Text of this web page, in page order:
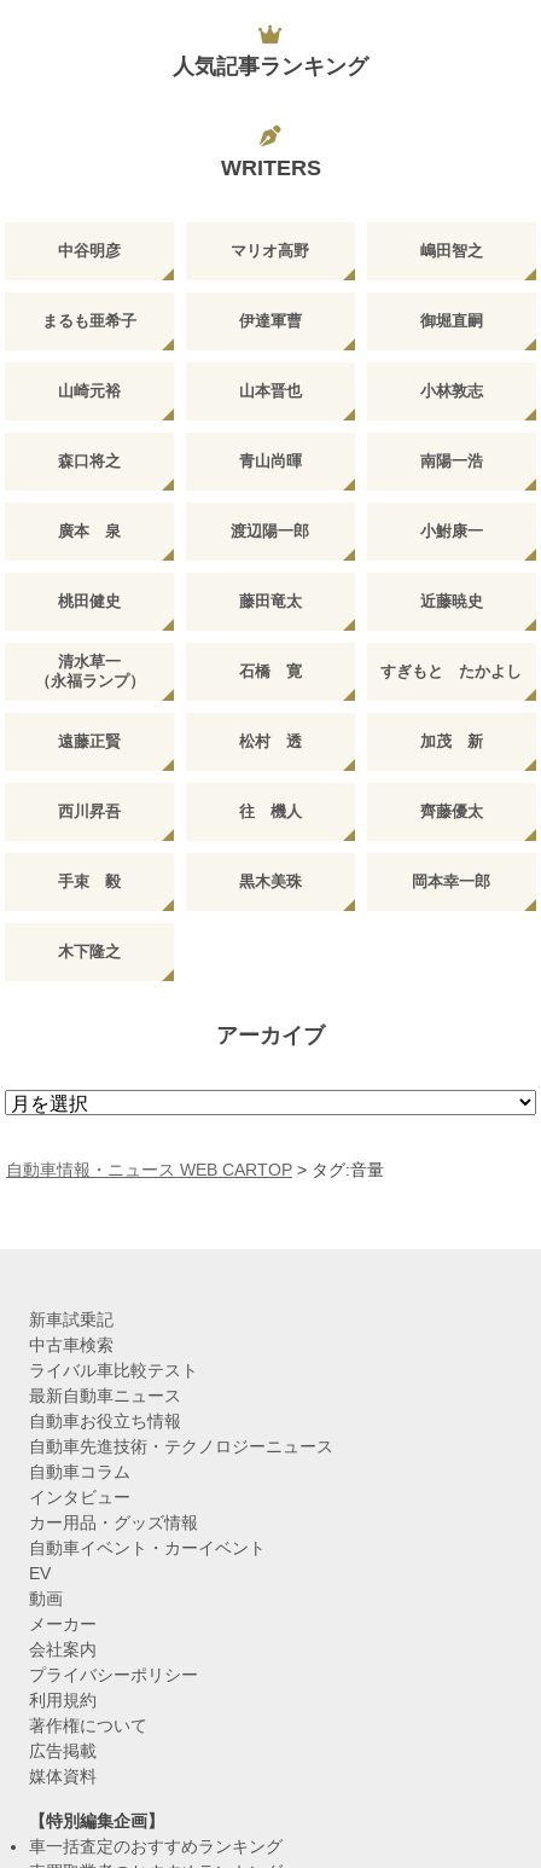
人気記事ランキング
WRITERS
中谷明彦 マリオ高野 嶋田智之
まるも亜希子 伊達軍曹 御堀直嗣
山崎元裕 山本晋也 小林敦志
森口将之 青山尚暉 南陽一浩
廣本 泉 渡辺陽一郎 小鮒康一
桃田健史 藤田竜太 近藤暁史
清水草一
（永福ランプ）
石橋 寛 すぎもと たかよし
遠藤正賢 松村 透 加茂 新
西川昇吾 往 機人 齊藤優太
手束 毅 黒木美珠 岡本幸一郎
木下隆之
アーカイブ
ア
カ
自動車情報・ニュース WEB CARTOP > タグ:音量
新車試乗記
中古車検索
ライバル車比較テスト
最新自動車ニュース
自動車お役立ち情報
自動車先進技術・テクノロジーニュース
自動車コラム
インタビュー
カー用品・グッズ情報
自動車イベント・カーイベント
EV
動画
メーカー
会社案内
プライバシーポリシー
利用規約
著作権について
広告掲載
媒体資料
【特別編集企画】
車一括査定のおすすめランキング